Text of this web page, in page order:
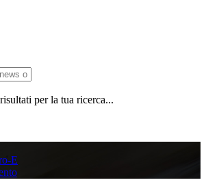
per la tua ricerca...
E